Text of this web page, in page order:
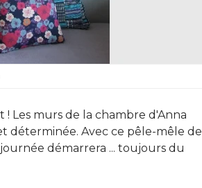
Les murs de la chambre d'Anna
déterminée. Avec ce pêle-mêle de
démarrera ... toujours du